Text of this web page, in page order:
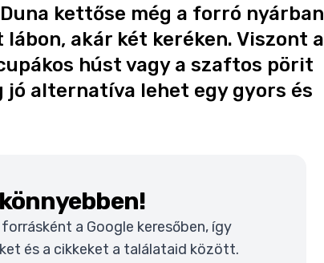
kettőse még a forró nyárban
akár két keréken. Viszont a
húst vagy a szaftos pörit
jó alternatíva lehet egy gyors és
a Google keresőben, így
és a cikkeket a találataid között.